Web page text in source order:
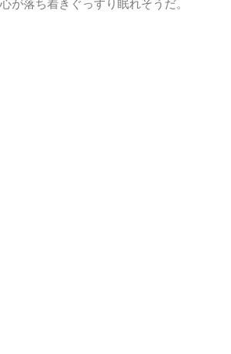
が落ち着きぐっすり眠れそうだ。